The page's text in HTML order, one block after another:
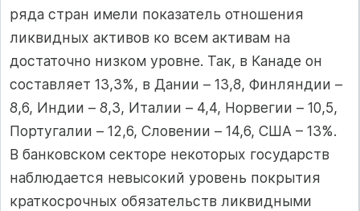
ряда стран имели показатель отношения
ликвидных активов ко всем активам на
достаточно низком уровне. Так, в Канаде он
составляет 13,3%, в Дании – 13,8, Финляндии –
8,6, Индии – 8,3, Италии – 4,4, Норвегии – 10,5,
Португалии – 12,6, Словении – 14,6, США – 13%.
В банковском секторе некоторых государств
наблюдается невысокий уровень покрытия
краткосрочных обязательств ликвидными